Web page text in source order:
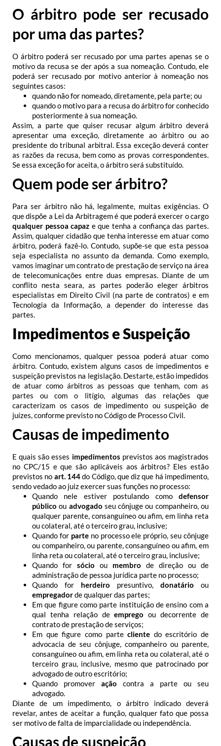
O árbitro pode ser recusado
por uma das partes?
O árbitro poderá ser recusado por uma partes apenas se o
motivo da recusa se der após a sua nomeação. Contudo, ele
poderá ser recusado por motivo anterior à nomeação nos
seguintes casos:
quando não for nomeado, diretamente, pela parte; ou
quando o motivo para a recusa do árbitro for conhecido
posteriormente à sua nomeação.
Assim, a parte que quiser recusar algum árbitro deverá
apresentar uma exceção, diretamente ao árbitro ou ao
presidente do tribunal arbitral. Essa exceção deverá conter
as razões da recusa, bem como as provas correspondentes.
Se essa exceção for aceita, o árbitro será substituído.
Quem pode ser árbitro?
Para ser árbitro não há, legalmente, muitas exigências. O
que dispõe a Lei da Arbitragem é que poderá exercer o cargo
qualquer pessoa capaz e que tenha a confiança das partes.
Assim, qualquer cidadão que tenha interesse em atuar como
árbitro, poderá fazê-lo. Contudo, supõe-se que esta pessoa
seja especialista no assunto da demanda.Como exemplo,
vamos imaginar um contrato de prestação de serviço na área
de telecomunicações entre duas empresas. Diante de um
conflito nesta seara, as partes poderão eleger árbitros
especialistas em Direito Civil (na parte de contratos) e em
Tecnologia da Informação, a depender do interesse das
partes.
Impedimentos e Suspeição
Como mencionamos, qualquer pessoa poderá atuar como
árbitro. Contudo, existem alguns casos de impedimentos e
suspeição previstos na legislação. Destarte, estão impedidos
de atuar como árbitros as pessoas que tenham, com as
partes ou com o litígio, algumas das relações que
caracterizam os casos de impedimento ou suspeição de
juízes, conforme previsto no Código de Processo Civil.
Causas de impedimento
E quais são esses impedimentos previstos aos magistrados
no CPC/15 e que são aplicáveis aos árbitros? Eles estão
previstos no art. 144do Código, que diz que há impedimento,
sendo vedado ao juiz exercer suas funções no processo:
Quando nele estiver postulando como defensor
público ou advogado seu cônjuge ou companheiro, ou
qualquer parente, consanguíneo ou afim, em linha reta
ou colateral, até o terceiro grau, inclusive;
Quando for parteno processo ele próprio, seu cônjuge
ou companheiro, ou parente, consanguíneo ou afim, em
linha reta ou colateral, até o terceiro grau, inclusive;
Quando for sócio ou membro de direção ou de
administração de pessoa jurídica parte no processo;
Quando for herdeiro presuntivo, donatário ou
empregadorde qualquer das partes;
Em que figure como parte instituição de ensino com a
qual tenha relação deemprego ou decorrente de
contrato de prestação de serviços;
Em que figure como partecliente do escritório de
advocacia de seu cônjuge, companheiro ou parente,
consanguíneo ou afim, em linha reta ou colateral, até o
terceiro grau, inclusive, mesmo que patrocinado por
advogado de outro escritório;
Quando promover ação contra a parte ou seu
advogado.
Diante de um impedimento, o árbitro indicado deverá
revelar, antes de aceitar a função, qualquer fato que possa
ser motivo de falta de imparcialidade ou independência.
Causas de suspeição